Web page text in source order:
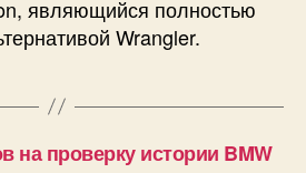
являющийся полностью
Wrangler.
на проверку истории BMW